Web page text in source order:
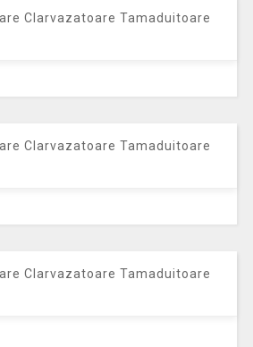
Clarvazatoare Tamaduitoare
Clarvazatoare Tamaduitoare
Clarvazatoare Tamaduitoare